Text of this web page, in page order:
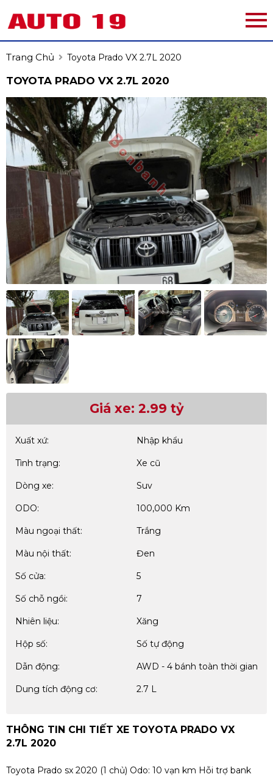
Trang Chủ Toyota Prado VX 2.7L 2020
TOYOTA PRADO VX 2.7L 2020
Giá xe: 2.99 tỷ
Xuất xứ: Nhập khẩu
Tình trạng: Xe cũ
Dòng xe: Suv
ODO: 100,000 Km
Màu ngoại thất: Trắng
Màu nội thất: Đen
Số cửa: 5
Số chỗ ngồi: 7
Nhiên liệu: Xăng
Hộp số: Số tự động
Dẫn động: AWD - 4 bánh toàn thời gian
Dung tích động cơ: 2.7 L
THÔNG TIN CHI TIẾT XE TOYOTA PRADO VX
2.7L 2020
Toyota Prado sx 2020 (1 chủ) Odo: 10 vạn km Hỗi trợ bank